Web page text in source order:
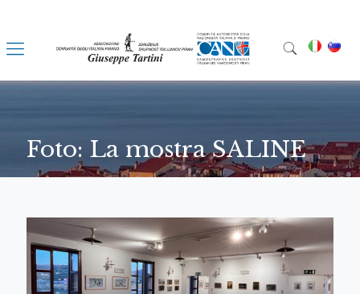
Foto: La mostra SALINE